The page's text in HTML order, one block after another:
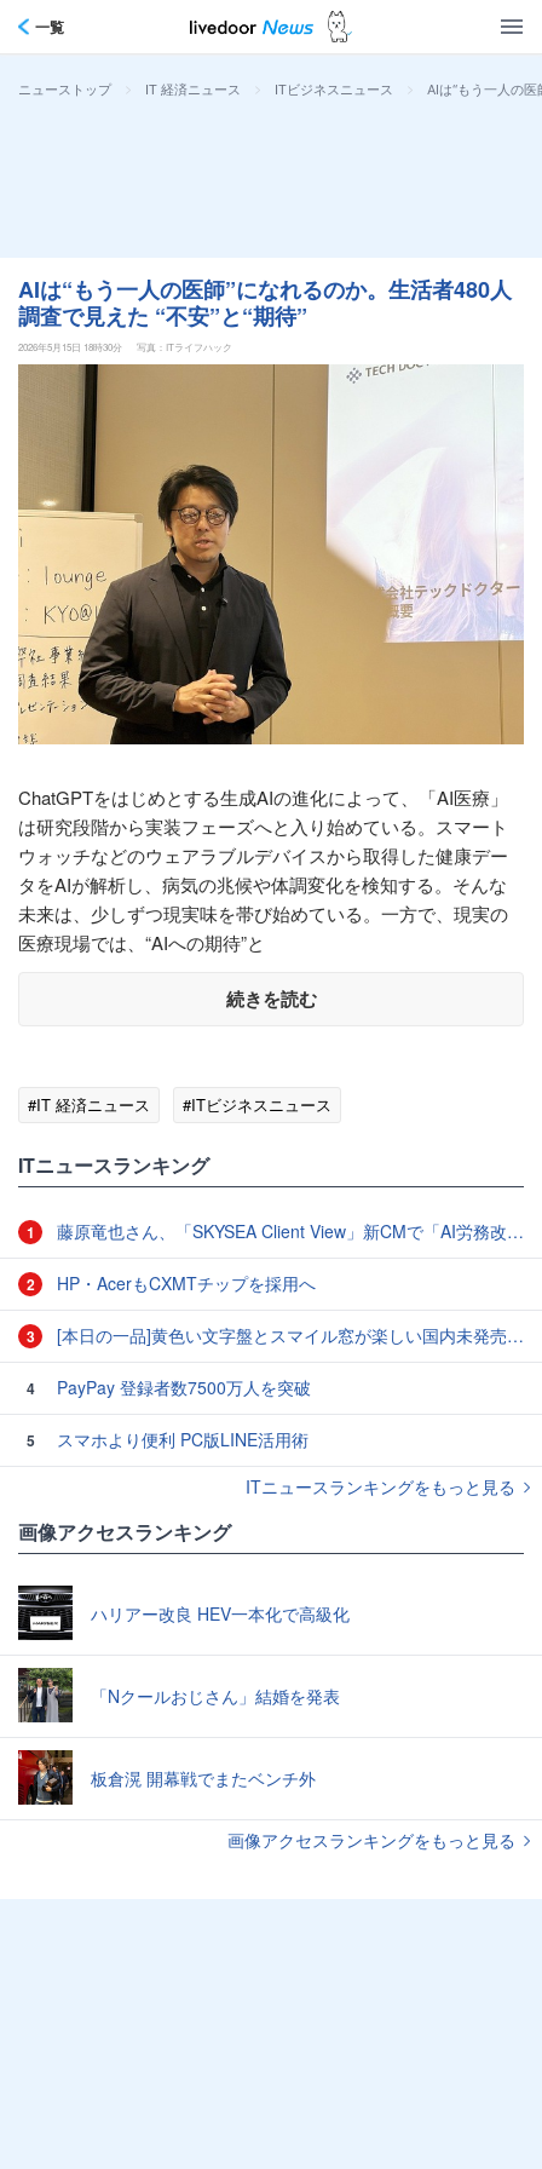
一覧
ニューストップ > IT 経済ニュース > ITビジネスニュース > AIは“もう一人の
AIは“もう一人の医師”になれるのか。生活者480人
調査で見えた “不安”と“期待”
2026年5月15日 18時30分 写真：ITライフハック
ChatGPTをはじめとする生成AIの進化によって、「AI医療」
は研究段階から実装フェーズへと入り始めている。スマート
ウォッチなどのウェアラブルデバイスから取得した健康デー
タをAIが解析し、病気の兆候や体調変化を検知する。そんな
未来は、少しずつ現実味を帯び始めている。一方で、現実の
医療現場では、“AIへの期待”と
続きを読む
#IT 経済ニュース #ITビジネスニュース
ITニュースランキング
1 藤原竜也さん、「SKYSEA Client View」新CMで「AI労務改善」をアピール 働き方をAIが分析したら「すぐに休んで」と言われる？
2 HP・AcerもCXMTチップを採用へ
3 [本日の一品]黄色い文字盤とスマイル窓が楽しい国内未発売のCASIO「AMW-880D」
4 PayPay 登録者数7500万人を突破
5
スマホより便利 PC版LINE活用術
ITニュースランキングをもっと見る
画像アクセスランキング
ハリアー改良 HEV一本化で高級化
「Nクールおじさん」結婚を発表
板倉滉 開幕戦でまたベンチ外
画像アクセスランキングをもっと見る